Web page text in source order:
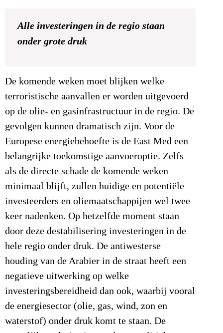
Alle investeringen in de regio staan
onder grote druk
De komende weken moet blijken welke
terroristische aanvallen er worden uitgevoerd
op de olie- en gasinfrastructuur in de regio. De
gevolgen kunnen dramatisch zijn. Voor de
Europese energiebehoefte is de East Med een
belangrijke toekomstige aanvoeroptie. Zelfs
als de directe schade de komende weken
minimaal blijft, zullen huidige en potentiële
investeerders en oliemaatschappijen wel twee
keer nadenken. Op hetzelfde moment staan
door deze destabilisering investeringen in de
hele regio onder druk. De antiwesterse
houding van de Arabier in de straat heeft een
negatieve uitwerking op welke
investeringsbereidheid dan ook, waarbij vooral
de energiesector (olie, gas, wind, zon en
waterstof) onder druk komt te staan. De